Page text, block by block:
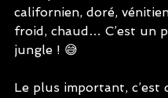
californien, doré,
froid, chaud… C’est un
jungle ! 😅
Le plus important, c’est